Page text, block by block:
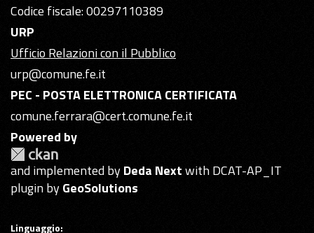
Codice fiscale: 00297110389
URP
Ufficio Relazioni con il Pubblico
urp@comune.fe.it
PEC - POSTA ELETTRONICA CERTIFICATA
comune.ferrara@cert.comune.fe.it
Powered by
and implemented byDeda Nextwith DCAT-AP_IT
plugin byGeoSolutions
Linguaggio